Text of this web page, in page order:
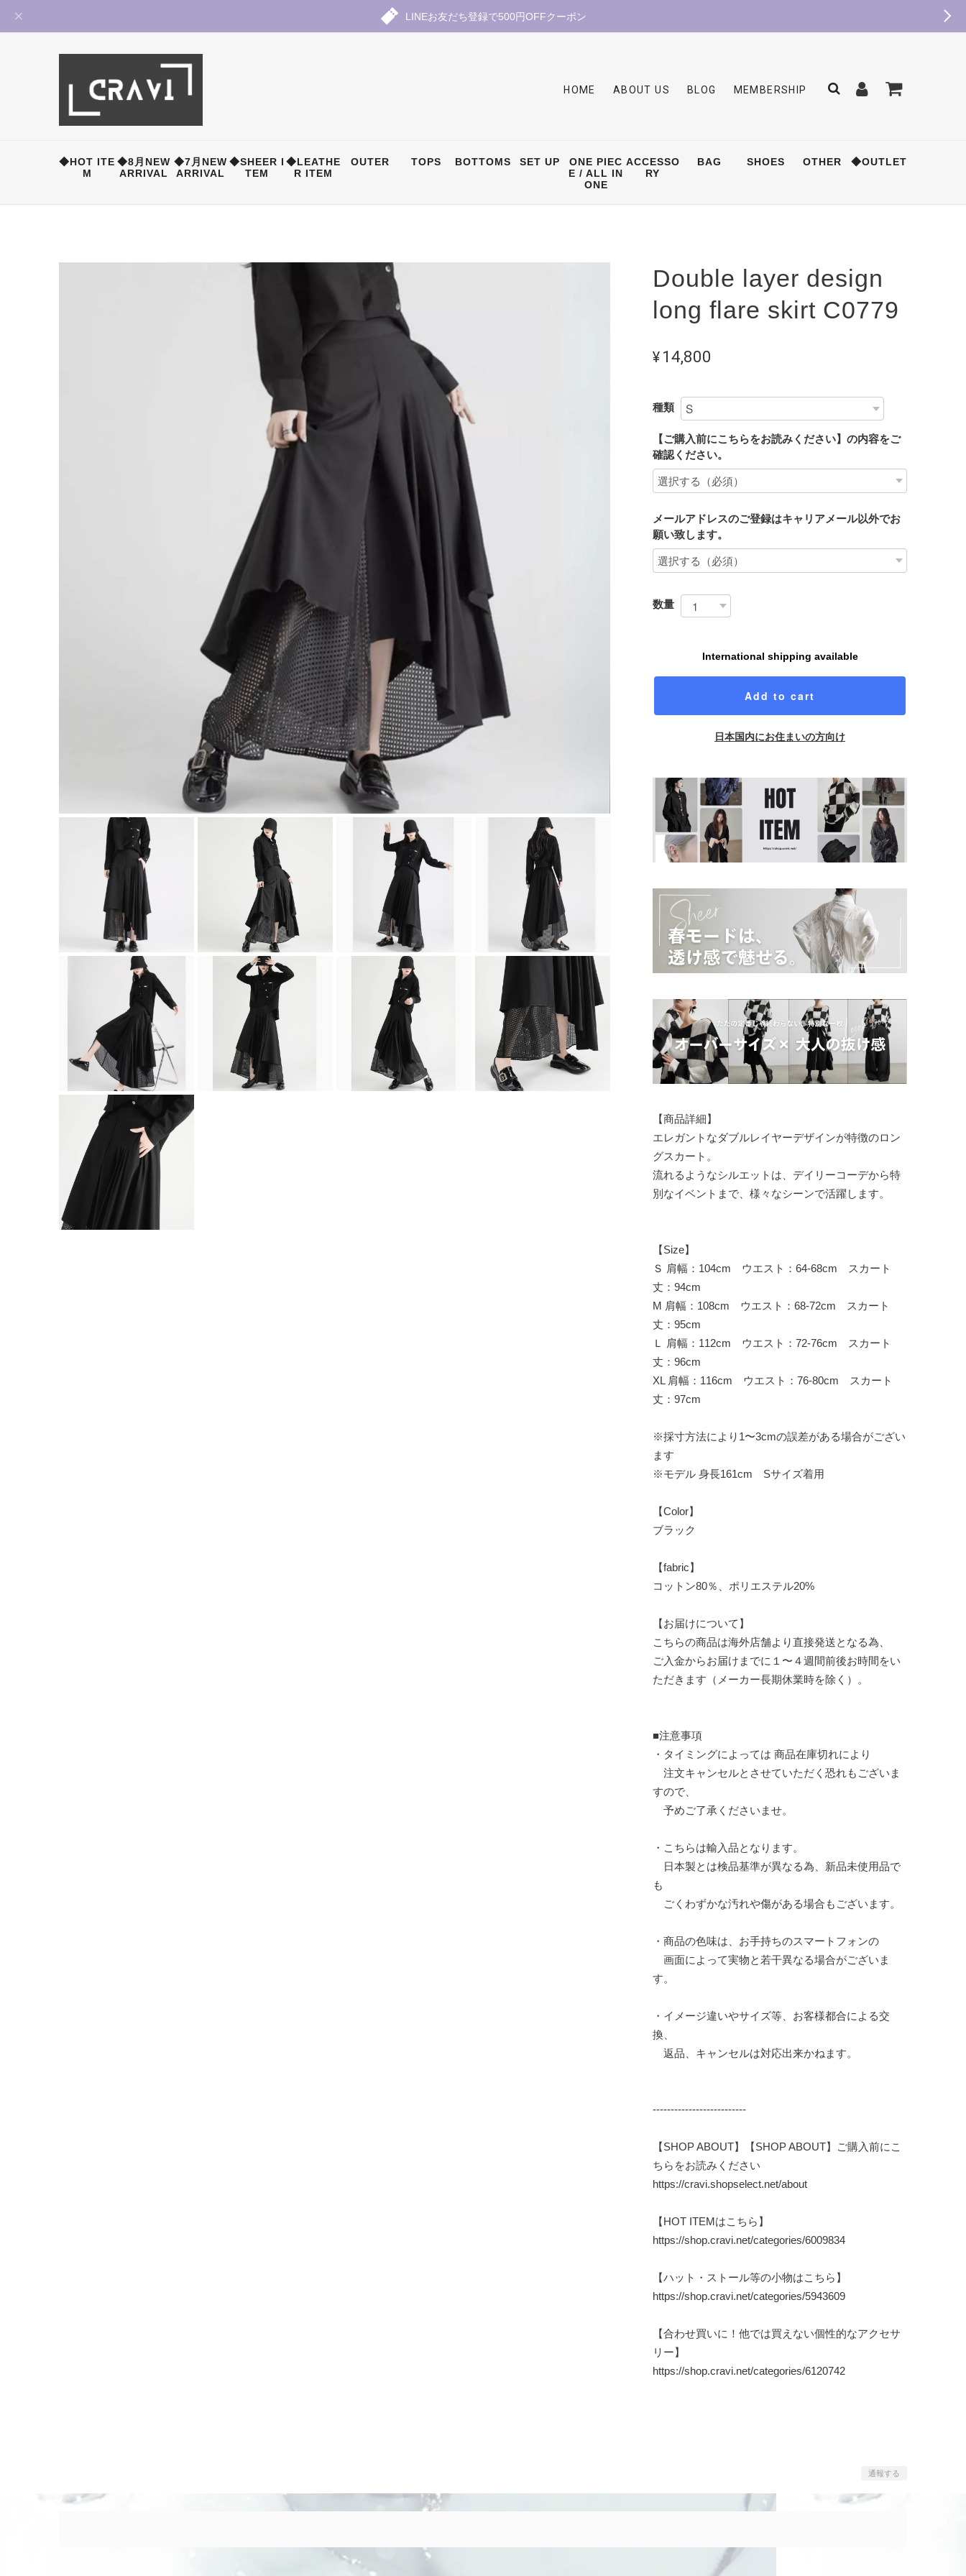
LINEお友だち登録で500円OFFクーポン
HOME ABOUT US BLOG MEMBERSHIP
◆HOT ITE
M
◆8月NEW
ARRIVAL
◆7月NEW
ARRIVAL
◆SHEER I
TEM
◆LEATHE
R ITEM
OUTER TOPS BOTTOMS SET UP
ONE PIEC
E / ALL IN
ONE
ACCESSO
RY
BAG SHOES OTHER ◆OUTLET
Double layer design
long flare skirt C0779
¥14,800
種類
【ご購入前にこちらをお読みください】の内容をご
確認ください。
メールアドレスのご登録はキャリアメール以外でお
願い致します。
数量
International shipping available
Add to cart
日本国内にお住まいの方向け
【商品詳細】
エレガントなダブルレイヤーデザインが特徴のロン
グスカート。
流れるようなシルエットは、デイリーコーデから特
別なイベントまで、様々なシーンで活躍します。
【Size】
Ｓ 肩幅：104cm ウエスト：64-68cm スカート
丈：94cm
M 肩幅：108cm ウエスト：68-72cm スカート
丈：95cm
Ｌ 肩幅：112cm ウエスト：72-76cm スカート
丈：96cm
XL 肩幅：116cm ウエスト：76-80cm スカート
丈：97cm
※採寸方法により1〜3cmの誤差がある場合がござい
ます
※モデル 身長161cm Sサイズ着用
【Color】
ブラック
【fabric】
コットン80％、ポリエステル20%
【お届けについて】
こちらの商品は海外店舗より直接発送となる為、
ご入金からお届けまでに１〜４週間前後お時間をい
ただきます（メーカー長期休業時を除く）。
■注意事項
・タイミングによっては 商品在庫切れにより
注文キャンセルとさせていただく恐れもございま
すので、
予めご了承くださいませ。
・こちらは輸入品となります。
日本製とは検品基準が異なる為、新品未使用品で
も
ごくわずかな汚れや傷がある場合もございます。
・商品の色味は、お手持ちのスマートフォンの
画面によって実物と若干異なる場合がございま
す。
・イメージ違いやサイズ等、お客様都合による交
換、
返品、キャンセルは対応出来かねます。
--------------------------
【SHOP ABOUT】【SHOP ABOUT】ご購入前にこ
ちらをお読みください
https://cravi.shopselect.net/about
【HOT ITEMはこちら】
https://shop.cravi.net/categories/6009834
【ハット・ストール等の小物はこちら】
https://shop.cravi.net/categories/5943609
【合わせ買いに！他では買えない個性的なアクセサ
リー】
https://shop.cravi.net/categories/6120742
通報する